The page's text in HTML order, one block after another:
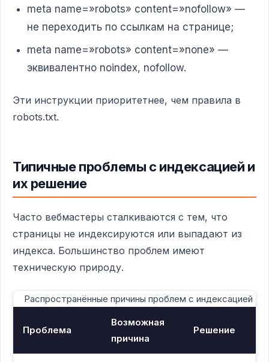
meta name=»robots» content=»nofollow» —
не переходить по ссылкам на странице;
meta name=»robots» content=»none» —
эквивалентно noindex, nofollow.
Эти инструкции приоритетнее, чем правила в
robots.txt.
Типичные проблемы с индексацией и
их решение
Часто вебмастеры сталкиваются с тем, что
страницы не индексируются или выпадают из
индекса. Большинство проблем имеют
техническую природу.
Распространённые причины проблем с индексацией
Проблема
Возможная
причина
Решение